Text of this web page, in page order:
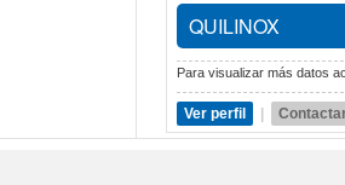
QUILINOX
Para visualizar más datos
Ver perfil